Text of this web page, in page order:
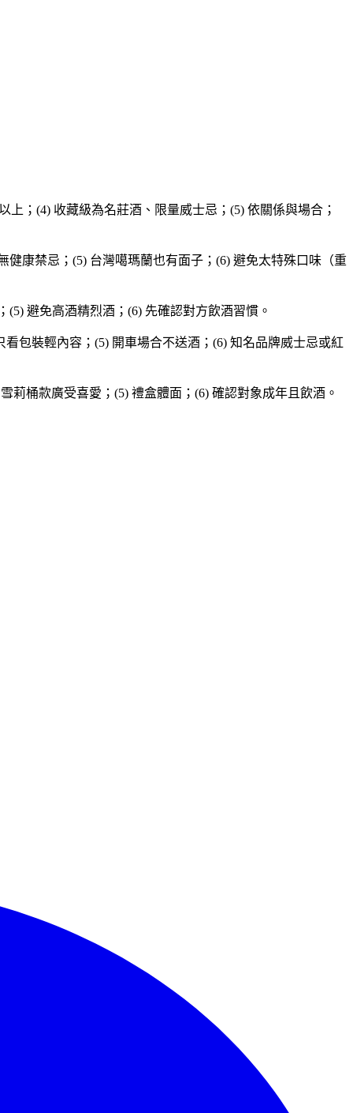
上；(4) 收藏級為名莊酒、限量威士忌；(5) 依關係與場合；
康禁忌；(5) 台灣噶瑪蘭也有面子；(6) 避免太特殊口味（重
避免高酒精烈酒；(6) 先確認對方飲酒習慣。
包裝輕內容；(5) 開車場合不送酒；(6) 知名品牌威士忌或紅
桶款廣受喜愛；(5) 禮盒體面；(6) 確認對象成年且飲酒。